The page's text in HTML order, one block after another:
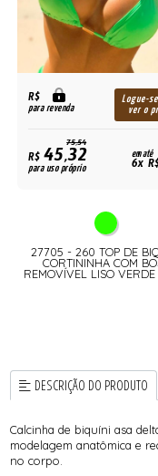
R$
para revenda
Logue-
ver o
75,54
R$45,32
para uso próprio
em até
6x
27705 - 260 TOP DE
CORTININHA COM
REMOVÍVEL LISO VERDE
DESCRIÇÃO DO PRODUTO
Calcinha de biquíni asa
modelagem anatômica e
no corpo.